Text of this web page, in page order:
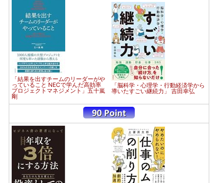
「結果を出すチームのリーダーがや
っていること NECで学んだ高効率
プロジェクトマネジメント」五十嵐
剛
「脳科学・心理学・行動経済学から
導いたすごい継続力」 吉田幸弘